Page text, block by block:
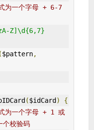
为一个字母 + 6-7
Z]\d{6,7}
$pattern,
($idCard )
{
为一个字母 + 1 或
校验码